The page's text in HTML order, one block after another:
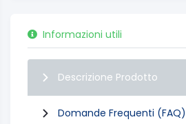
Informazioni utili
Descrizione Prodotto
Domande Frequenti (FAQ)